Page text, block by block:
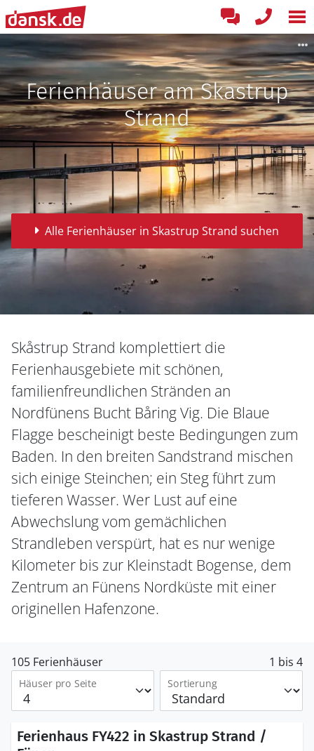
Ferienhäuser am Skastrup
Strand
Alle Ferienhäuser in Skastrup Strand suchen
Skåstrup Strand komplettiert die
Ferienhausgebiete mit schönen,
familienfreundlichen Stränden an
Nordfünens Bucht Båring Vig. Die Blaue
Flagge bescheinigt beste Bedingungen zum
Baden. In den breiten Sandstrand mischen
sich einige Steinchen; ein Steg führt zum
tieferen Wasser. Wer Lust auf eine
Abwechslung vom gemächlichen
Strandleben verspürt, hat es nur wenige
Kilometer bis zur Kleinstadt Bogense, dem
Zentrum an Fünens Nordküste mit einer
originellen Hafenzone.
105 Ferienhäuser 1 bis 4
Häuser pro Seite Sortierung
Ferienhaus FY422 in Skastrup Strand /